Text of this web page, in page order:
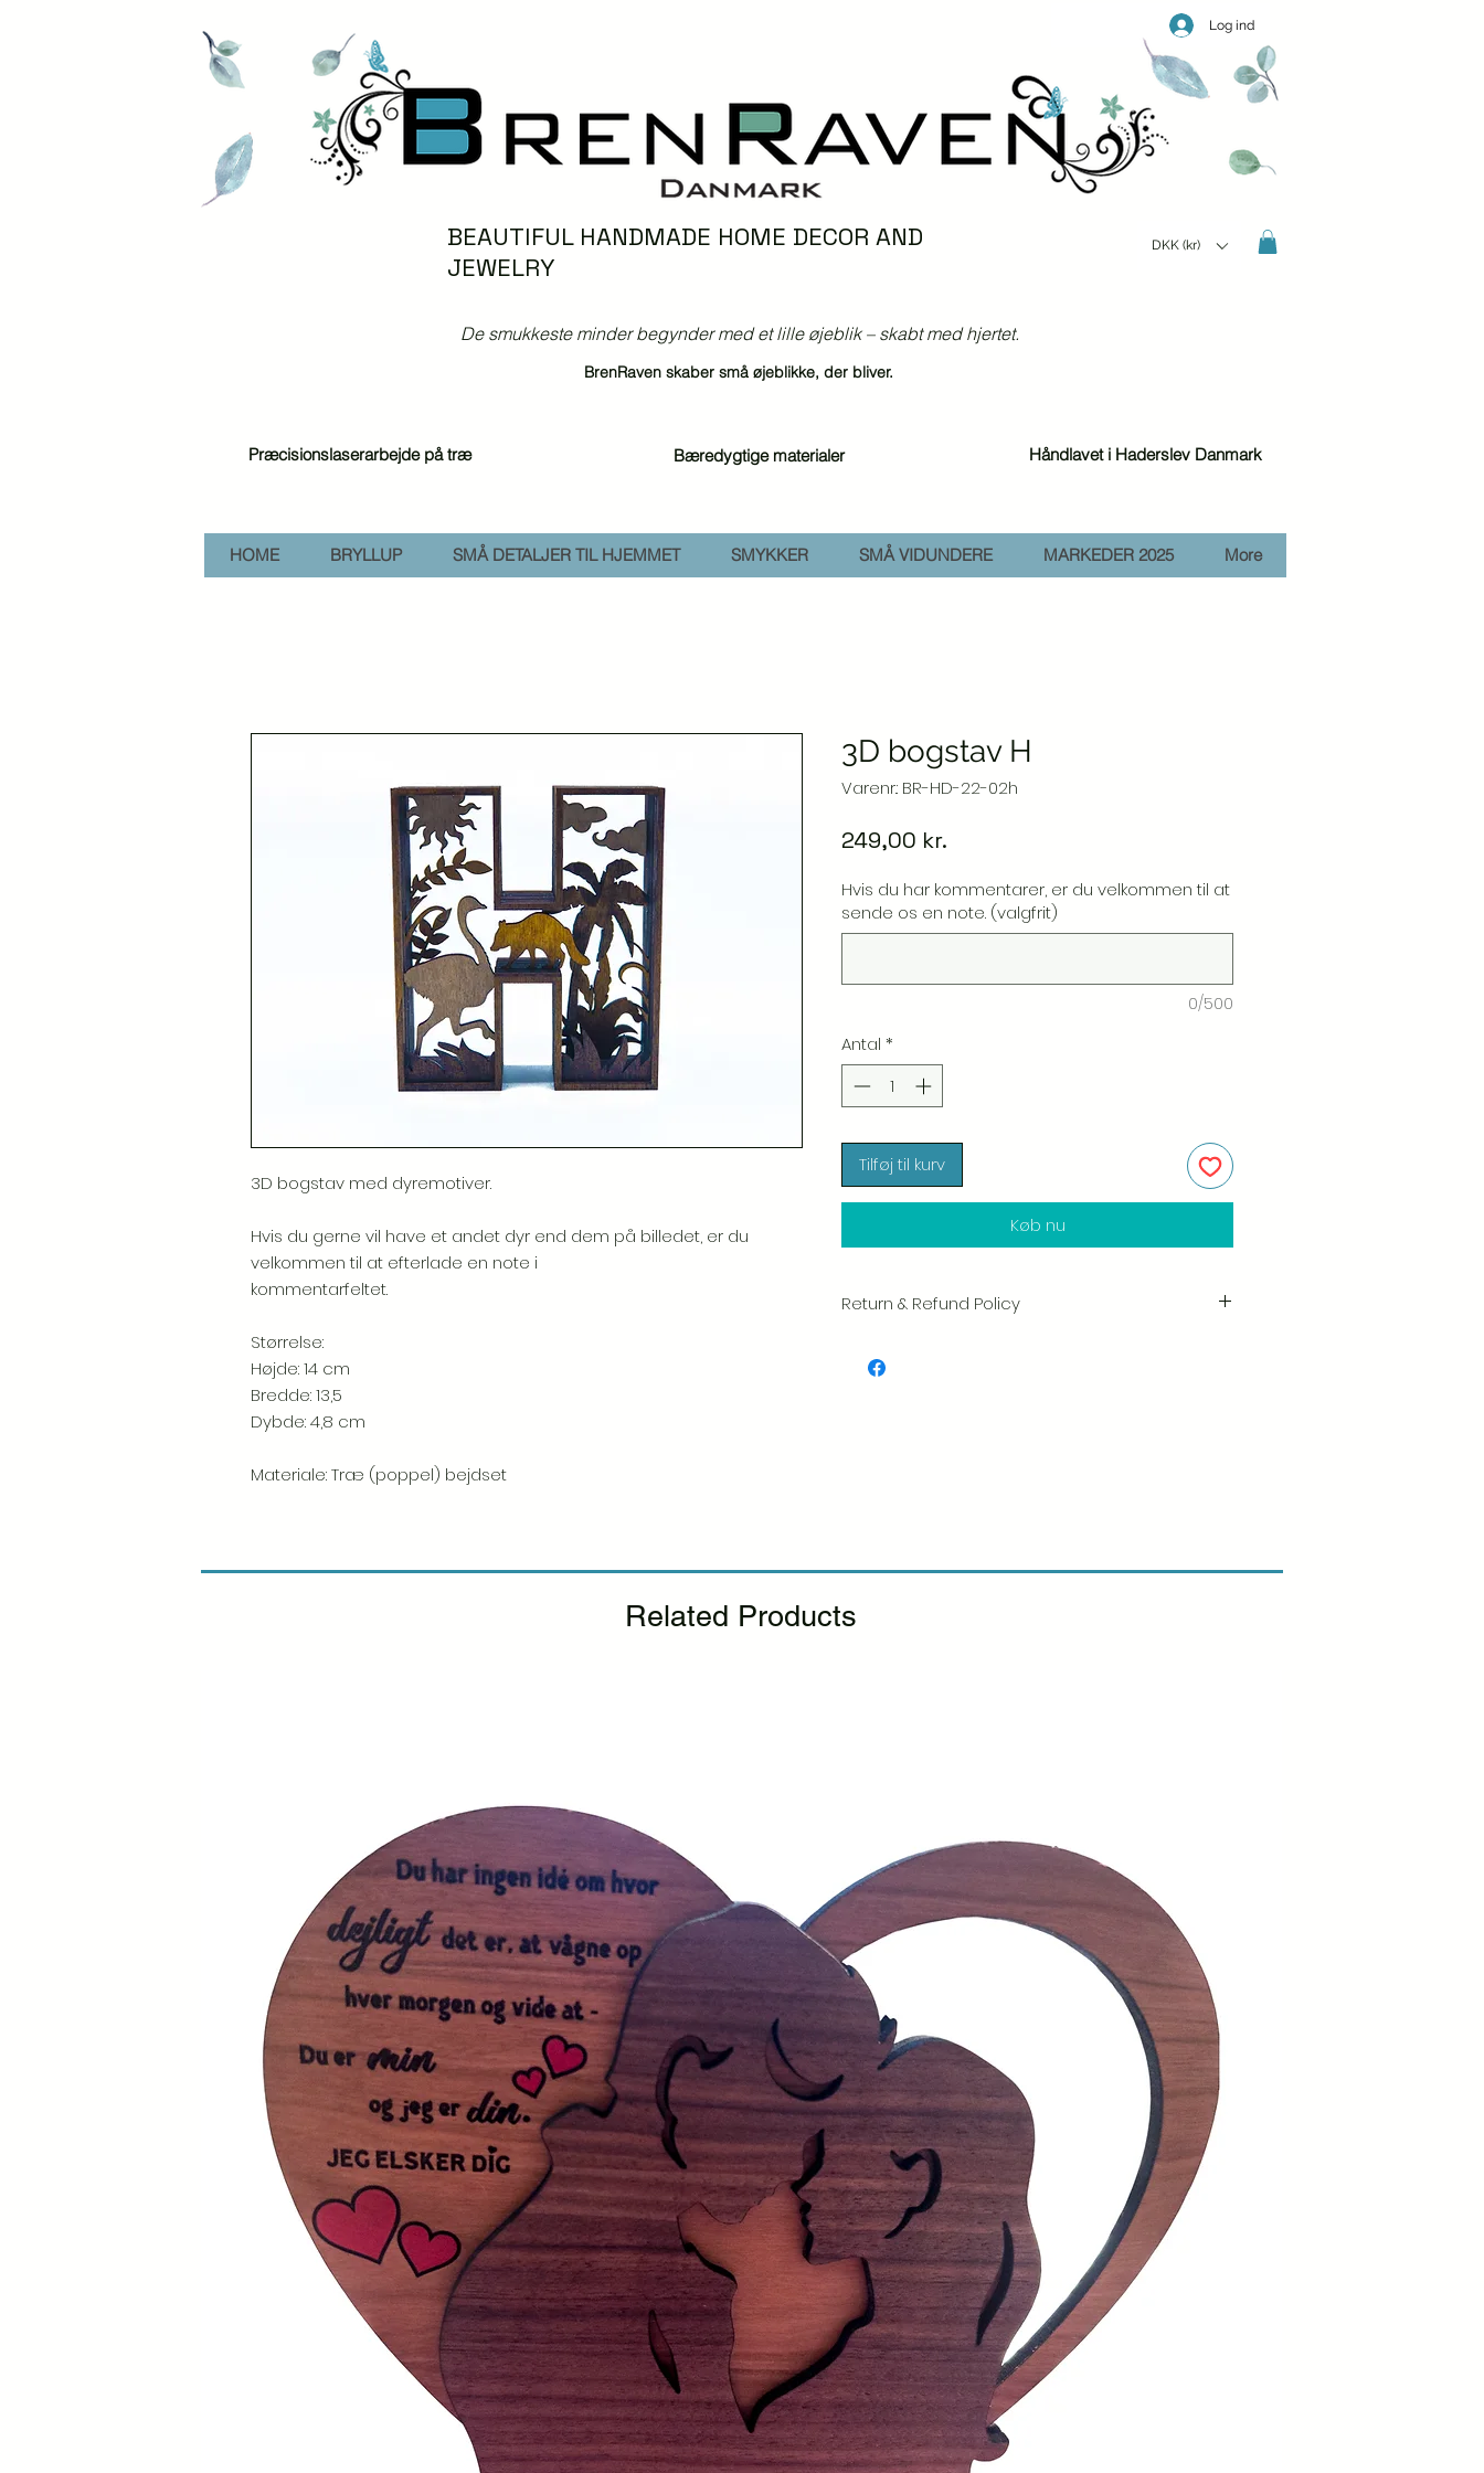
Log ind
BEAUTIFUL HANDMADE HOME DECOR AND
JEWELRY
DKK (kr)
De smukkeste minder begynder med et lille øjeblik – skabt med hjertet.
BrenRaven skaber små øjeblikke, der bliver.
Præcisionslaserarbejde på træ Bæredygtige materialer Håndlavet i Haderslev Danmark
HOME BRYLLUP SMÅ DETALJER TIL HJEMMET SMYKKER SMÅ VIDUNDERE MARKEDER 2025 More
3D bogstav med dyremotiver.
Hvis du gerne vil have et andet dyr end dem på billedet, er du
velkommen til at efterlade en note i
kommentarfeltet.
Størrelse:
Højde: 14 cm
Bredde: 13,5
Dybde: 4,8 cm
Materiale: Træ (poppel) bejdset
3D bogstav H
Varenr.: BR-HD-22-02h
249,00 kr.
Hvis du har kommentarer, er du velkommen til at
sende os en note. (valgfrit)
0/500
Antal *
Tilføj til kurv
Køb nu
Return & Refund Policy
hver vare. Din tilfredshed er vores højeste prioritet, og vi
Related Products